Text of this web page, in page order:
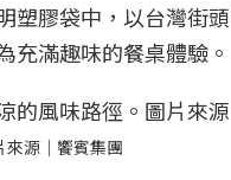
塑膠袋中，以台灣街
充滿趣味的餐桌體驗。
源｜饗賓集團